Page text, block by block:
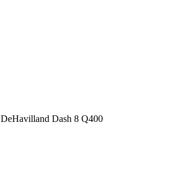
DeHavilland Dash 8 Q400